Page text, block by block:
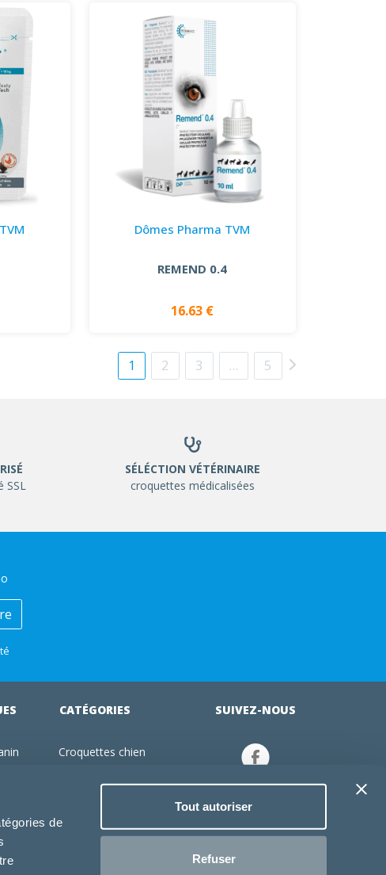
de
Tout autoriser
Refuser
Dômes Pharma TVM
REMEND 0.4
16.63 €
1 2 3 … 5
SÉLÉCTION VÉTÉRINAIRE
croquettes médicalisées
CATÉGORIES
Croquettes chien
Jouets chien
Produits vétérinaire chien
SUIVEZ-NOUS